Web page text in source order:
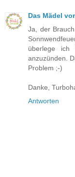
Das Mädel
Ja, der
überlege ich
anzuzünden.
Problem ;-)
Danke,
Antworten